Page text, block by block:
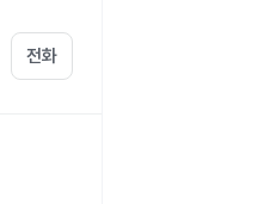
전화